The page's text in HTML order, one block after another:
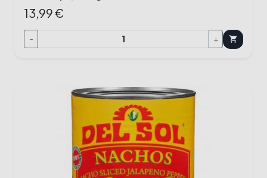
13,99 €
- + shopping_cart